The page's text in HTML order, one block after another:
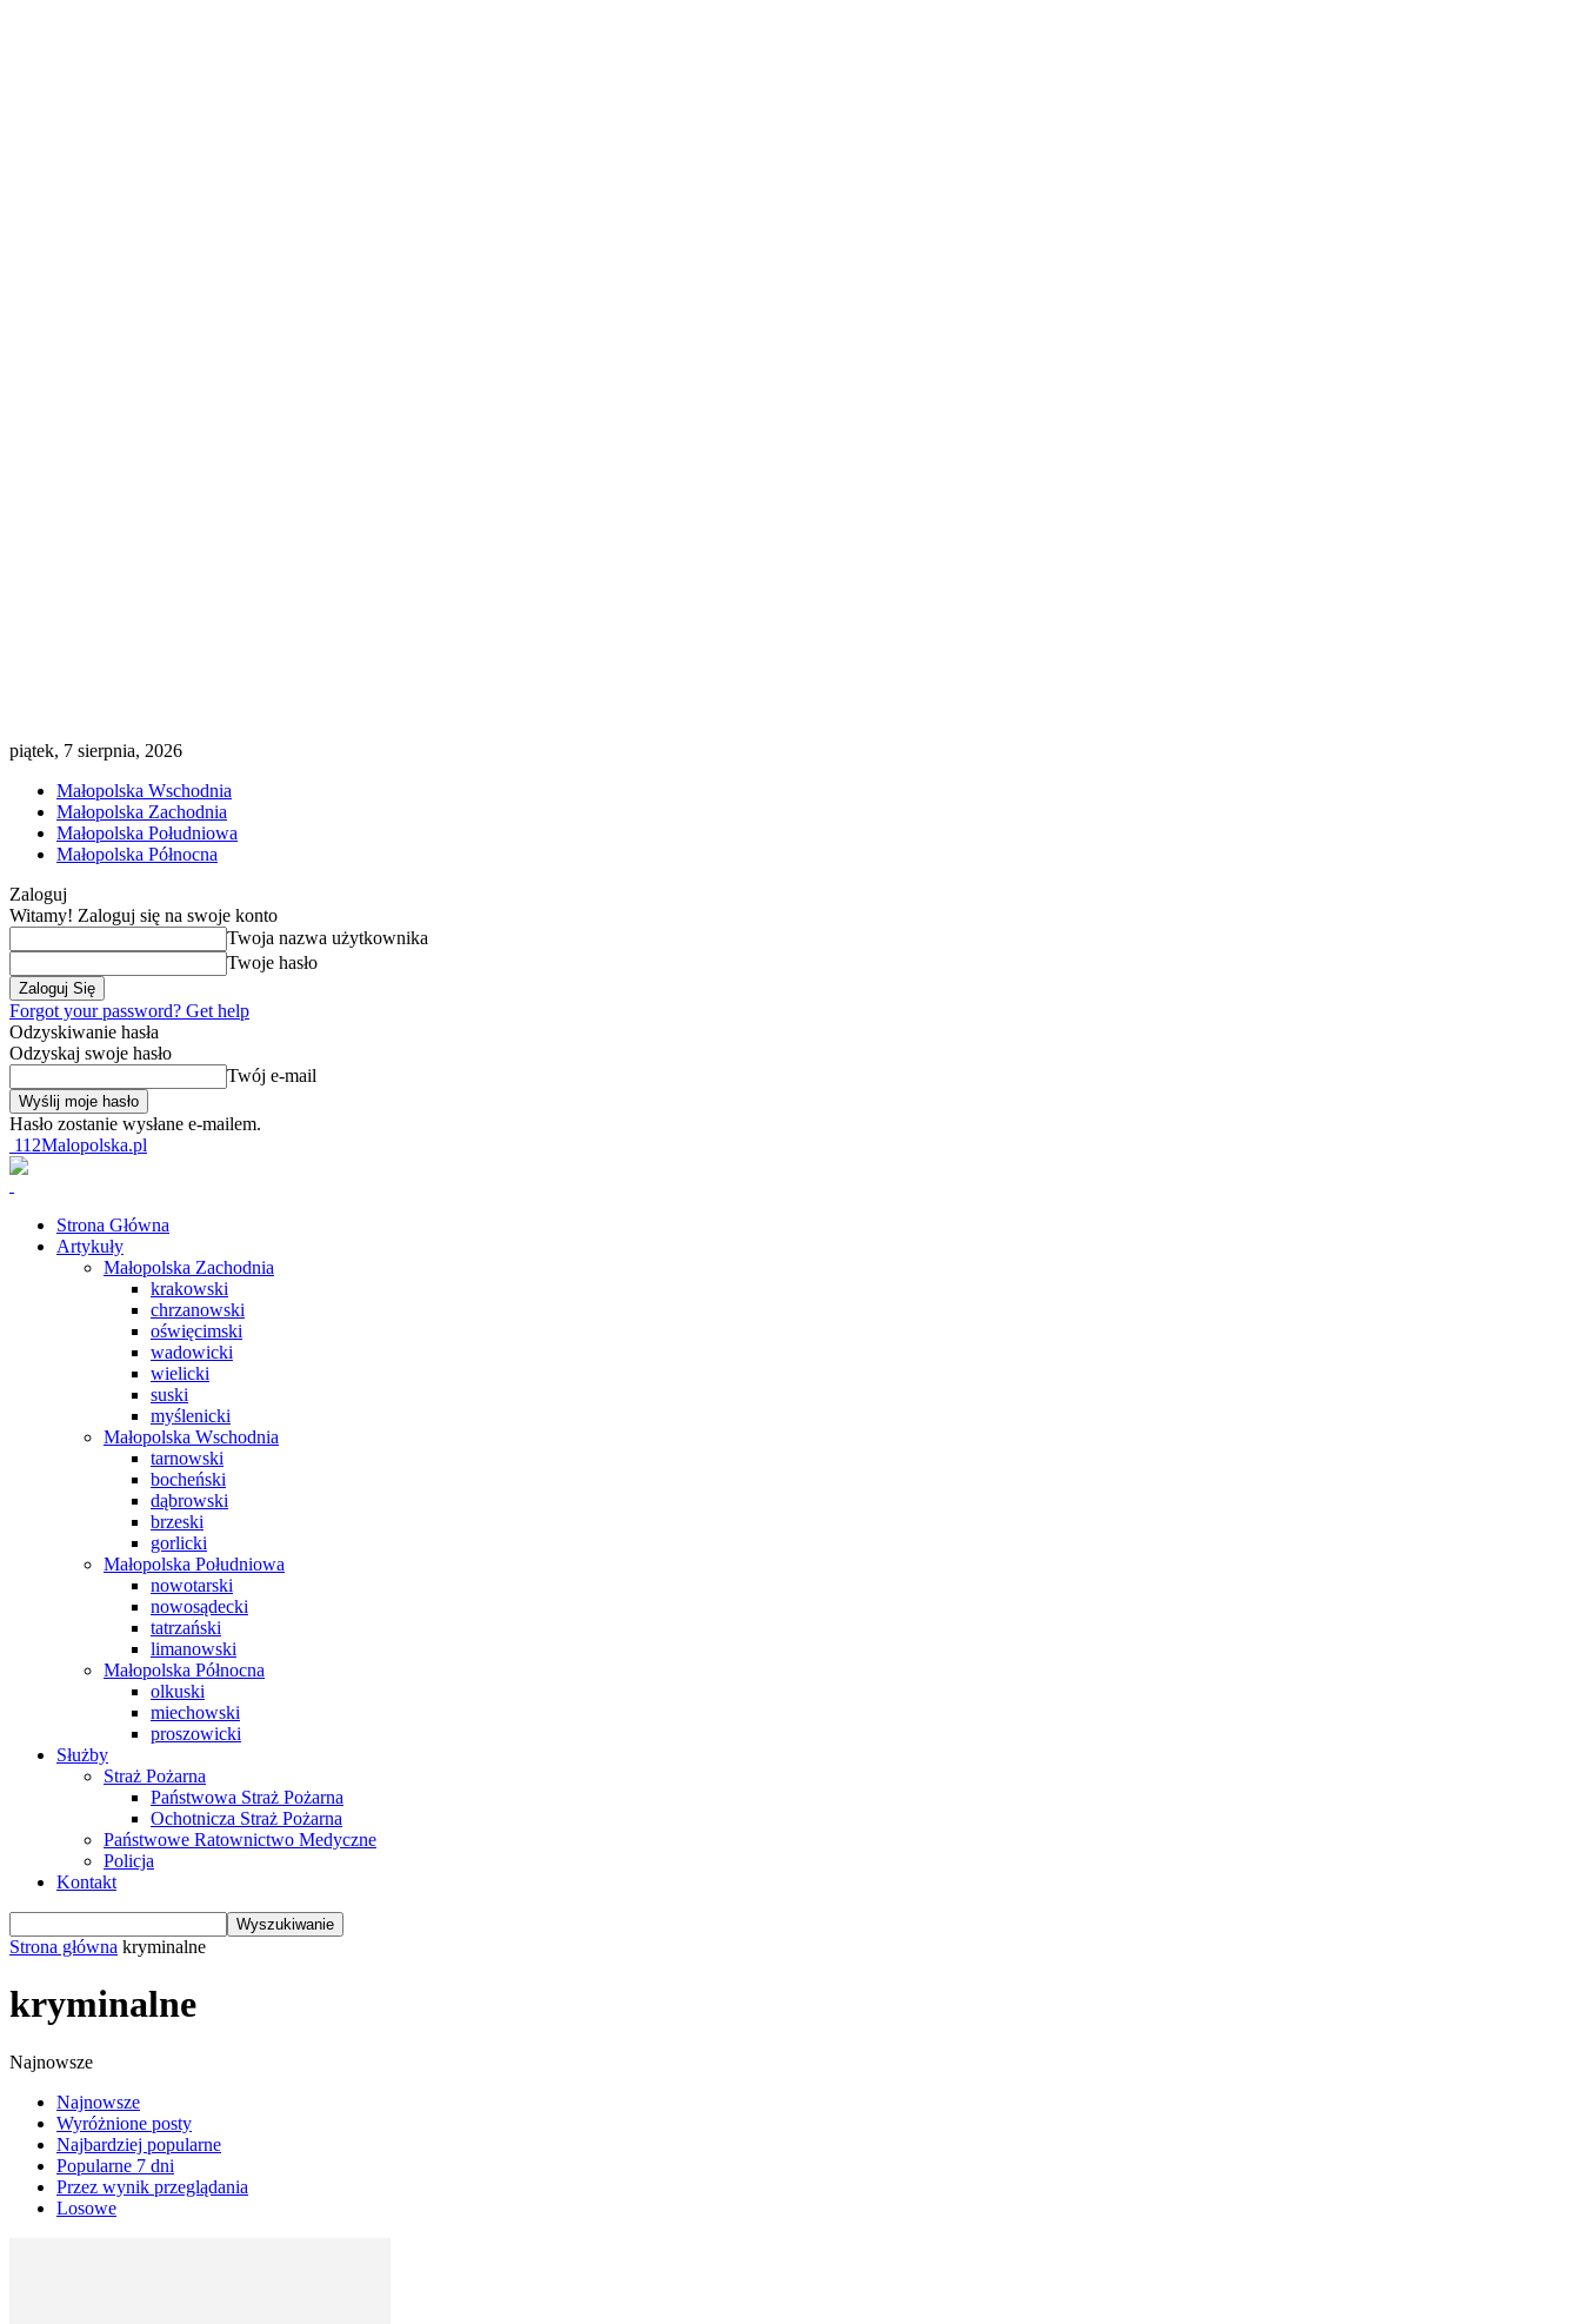
piątek, 7 sierpnia, 2026
Małopolska Wschodnia
Małopolska Zachodnia
Małopolska Południowa
Małopolska Północna
Zaloguj
Witamy! Zaloguj się na swoje konto
Twoja nazwa użytkownika
Twoje hasło
Forgot your password? Get help
Odzyskiwanie hasła
Odzyskaj swoje hasło
Twój e-mail
Hasło zostanie wysłane e-mailem.
112Malopolska.pl
Strona Główna
Artykuły
Małopolska Zachodnia
krakowski
chrzanowski
oświęcimski
wadowicki
wielicki
suski
myślenicki
Małopolska Wschodnia
tarnowski
bocheński
dąbrowski
brzeski
gorlicki
Małopolska Południowa
nowotarski
nowosądecki
tatrzański
limanowski
Małopolska Północna
olkuski
miechowski
proszowicki
Służby
Straż Pożarna
Państwowa Straż Pożarna
Ochotnicza Straż Pożarna
Państwowe Ratownictwo Medyczne
Policja
Kontakt
Strona główna kryminalne
kryminalne
Najnowsze
Najnowsze
Wyróżnione posty
Najbardziej popularne
Popularne 7 dni
Przez wynik przeglądania
Losowe